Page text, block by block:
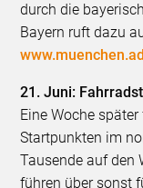
durch die
Bayern ruft dazu
21. Juni:
Eine Woche
Startpunkten im
Tausende auf den
führen über sonst